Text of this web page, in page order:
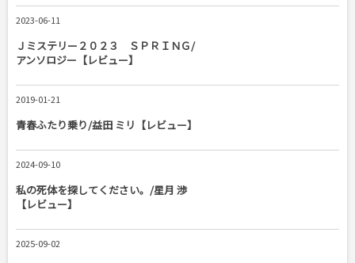
2023-06-11
Ｊミステリー２０２３ ＳＰＲＩＮＧ/
アンソロジー【レビュー】
2019-01-21
青春ふたり乗り/益田 ミリ【レビュー】
2024-09-10
私の死体を探してください。/星月 渉
【レビュー】
2025-09-02